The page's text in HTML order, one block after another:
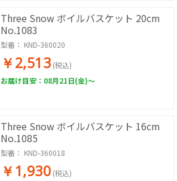
Three Snow ボイルバスケット 20cm
No.1083
型番： KND-360020
￥2,513 (税込)
お届け目安：08月21日(金)～
Three Snow ボイルバスケット 16cm
No.1085
型番： KND-360018
￥1,930 (税込)